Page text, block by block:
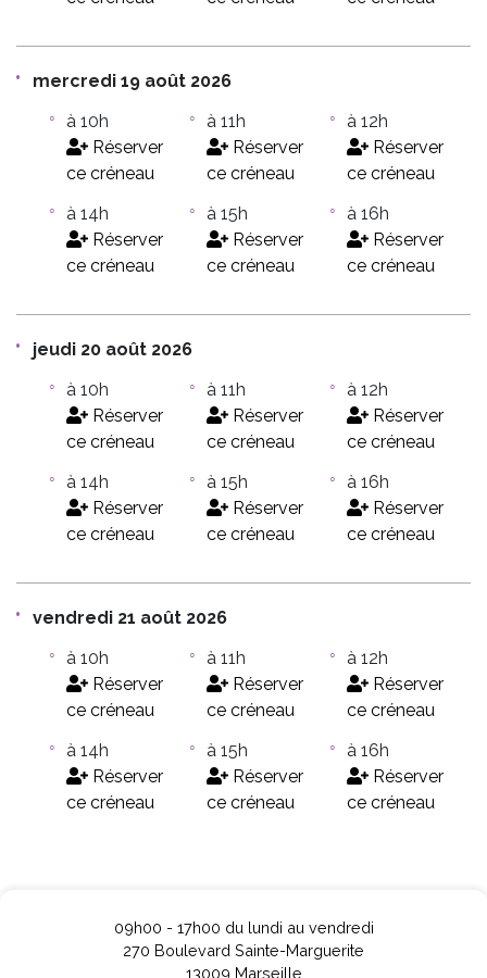
mercredi 19 août 2026
à 10h
Réserver
ce créneau
à 11h
Réserver
ce créneau
à 12h
Réserver
ce créneau
à 14h
Réserver
ce créneau
à 15h
Réserver
ce créneau
à 16h
Réserver
ce créneau
jeudi 20 août 2026
à 10h
Réserver
ce créneau
à 11h
Réserver
ce créneau
à 12h
Réserver
ce créneau
à 14h
Réserver
ce créneau
à 15h
Réserver
ce créneau
à 16h
Réserver
ce créneau
vendredi 21 août 2026
à 10h
Réserver
ce créneau
à 11h
Réserver
ce créneau
à 12h
Réserver
ce créneau
à 14h
Réserver
ce créneau
à 15h
Réserver
ce créneau
à 16h
Réserver
ce créneau
09h00 - 17h00 du lundi au vendredi
270 Boulevard Sainte-Marguerite
13009 Marseille